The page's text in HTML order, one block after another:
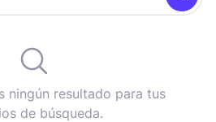
ningún resultado para tus
de búsqueda.